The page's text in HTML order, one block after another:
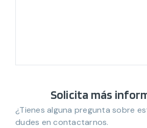
Solicita más
¿Tienes alguna pregunta sobre
dudes en contactarnos.